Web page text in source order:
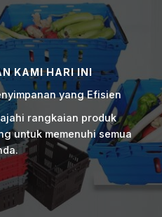
KAMI HARI INI
yang Efisien
rangkaian produk
untuk memenuhi semua